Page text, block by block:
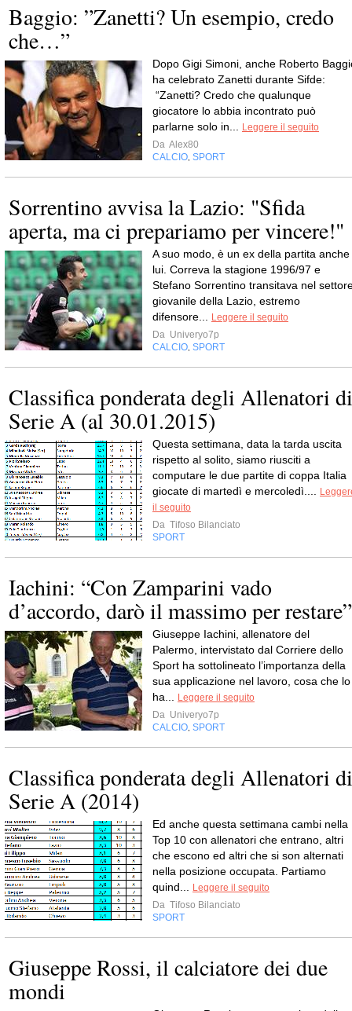
Baggio: ”Zanetti? Un esempio, credo
che…”
Dopo Gigi Simoni, anche Roberto
ha celebrato Zanetti durante Sifde:
“Zanetti? Credo che qualunque
giocatore lo abbia incontrato può
parlarne solo in...
Leggere il seguito
Da Alex80
CALCIO SPORT
Sorrentino avvisa la Lazio: "Sfida
aperta, ma ci prepariamo per vincere!"
A suo modo, è un ex della partita anche
lui. Correva la stagione 1996/97 e
Stefano Sorrentino transitava nel
giovanile della Lazio, estremo
difensore...
Leggere il seguito
Da Univeryo7p
CALCIO SPORT
Classifica ponderata degli Allenatori di
Serie A (al 30.01.2015)
Questa settimana, data la tarda uscita
rispetto al solito, siamo riusciti a
computare le due partite di coppa Italia
giocate di martedì e mercoledì....
il seguito
Da Tifoso Bilanciato
SPORT
Iachini: “Con Zamparini vado
d’accordo, darò il massimo per restare”
Giuseppe Iachini, allenatore del
Palermo, intervistato dal Corriere dello
Sport ha sottolineato l’importanza della
sua applicazione nel lavoro, cosa che lo
ha...
Leggere il seguito
Da Univeryo7p
CALCIO SPORT
Classifica ponderata degli Allenatori di
Serie A (2014)
Ed anche questa settimana cambi nella
Top 10 con allenatori che entrano, altri
che escono ed altri che si son alternati
nella posizione occupata. Partiamo
quind...
Leggere il seguito
Da Tifoso Bilanciato
SPORT
Giuseppe Rossi, il calciatore dei due
mondi